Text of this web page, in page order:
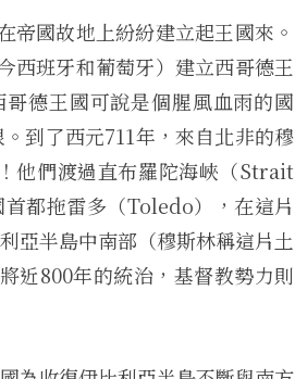
國故地上紛紛建立起王國來。
班牙和葡萄牙）建立西哥德王
德王國可說是個腥風血雨的國
到了西元711年，來自北非的穆
他們渡過直布羅陀海峽（Strait
都拖雷多（Toledo），在這片
亞半島中南部（穆斯林稱這片土
近800年的統治，基督教勢力則